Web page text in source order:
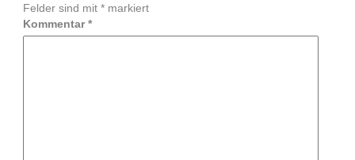
Felder sind mit *markiert
Kommentar*